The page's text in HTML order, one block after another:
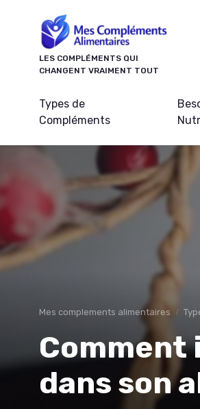
LES COMPLÉMENTS QUI
CHANGENT VRAIMENT TOUT
Types de
Compléments
Mes complements alimentaires
Comment
dans son